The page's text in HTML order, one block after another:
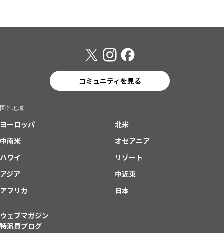
コミュニティを見る
国と地域
ヨーロッパ
北米
中南米
オセアニア
ハワイ
リゾート
アジア
中近東
アフリカ
日本
ウェブマガジン
特派員ブログ